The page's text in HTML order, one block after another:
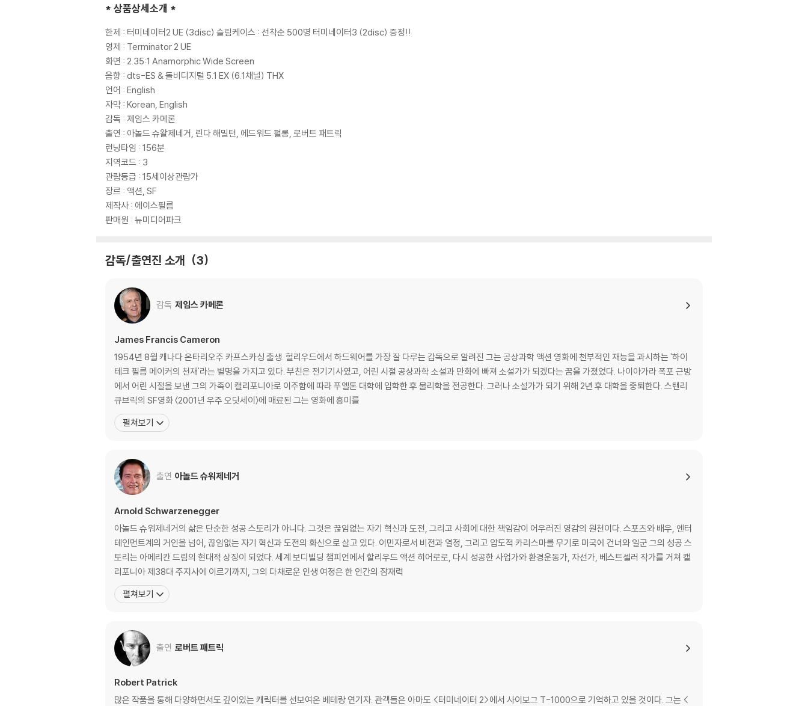
* 상품상세소개 *
한제 : 터미네이터2 UE (3disc) 슬림케이스 : 선착순 500명 터미네이터3 (2disc) 증정!!
영제 : Terminator 2 UE
화면 : 2.35:1 Anamorphic Wide Screen
음향 : dts-ES & 돌비디지털 5.1 EX (6.1채널) THX
언어 : English
자막 : Korean, English
감독 : 제임스 카메론
출연 : 아놀드 슈왈제네거, 린다 해밀턴, 에드워드 펄롱, 로버트 패트릭
런닝타임 : 156분
지역코드 : 3
관람등급 : 15세이상관람가
장르 : 액션, SF
제작사 : 에이스필름
판매원 : 뉴미디어파크
감독/출연진 소개 3
감독 제임스 카메론
James Francis Cameron
1954년 8월 캐나다 온타리오주 카프스카싱 출생. 헐리우드에서 하드웨어를 가장 잘 다루는 감독으로 알려진 그는 공상과학 액션 영화에 천부적인 재능을 과시하는 '하이
테크 필름 메이커의 천재'라는 별명을 가지고 있다. 부친은 전기기사였고, 어린 시절 공상과학 소설과 만화에 빠져 소설가가 되겠다는 꿈을 가졌었다. 나이아가라 폭포 근방
에서 어린 시절을 보낸 그의 가족이 캘리포니아로 이주함에 따라 푸엘톤 대학에 입학한 후 물리학을 전공한다. 그러나 소설가가 되기 위해 2년 후 대학을 중퇴한다. 스탠리
큐브릭의 SF영화 〈2001년 우주 오딧세이〉에 매료된 그는 영화에 흥미를
펼쳐보기
출연 아놀드 슈워제네거
Arnold Schwarzenegger
아놀드 슈워제네거의 삶은 단순한 성공 스토리가 아니다. 그것은 끊임없는 자기 혁신과 도전, 그리고 사회에 대한 책임감이 어우러진 영감의 원천이다. 스포츠와 배우, 엔터
테인먼트계의 거인을 넘어, 끊임없는 자기 혁신과 도전의 화신으로 살고 있다. 이민자로서 비전과 열정, 그리고 압도적 카리스마를 무기로 미국에 건너와 일군 그의 성공 스
토리는 아메리칸 드림의 현대적 상징이 되었다. 세계 보디빌딩 챔피언에서 할리우드 액션 히어로로, 다시 성공한 사업가와 환경운동가, 자선가, 베스트셀러 작가를 거쳐 캘
리포니아 제38대 주지사에 이르기까지, 그의 다채로운 인생 여정은 한 인간의 잠재력
펼쳐보기
출연 로버트 패트릭
Robert Patrick
많은 작품을 통해 다양하면서도 깊이있는 캐릭터를 선보여온 베테랑 연기자. 관객들은 아마도 <터미네이터 2>에서 사이보그 T-1000으로 기억하고 있을 것이다. 그는 <